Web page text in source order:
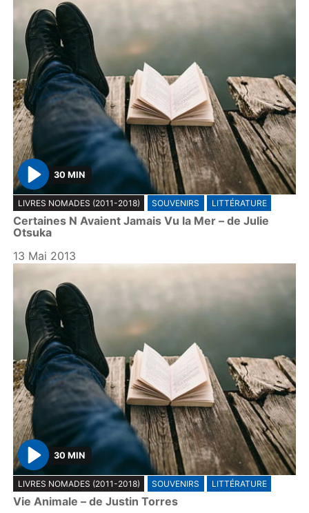
P
l
a
y
30 MIN
LIVRES NOMADES (2011-2018) SOUVENIRS LITTÉRATURE
Certaines N Avaient Jamais Vu la Mer – de Julie
Otsuka
13 Mai 2013
P
l
a
30 MIN
LIVRES NOMADES (2011-2018) SOUVENIRS LITTÉRATURE
Vie Animale – de Justin Torres